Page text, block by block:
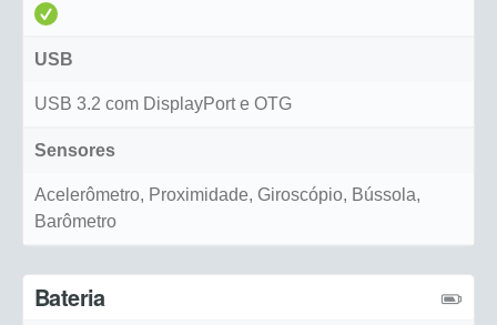
USB
USB 3.2 com DisplayPort e OTG
Sensores
Acelerômetro, Proximidade, Giroscópio, Bússola,
Barômetro
Bateria